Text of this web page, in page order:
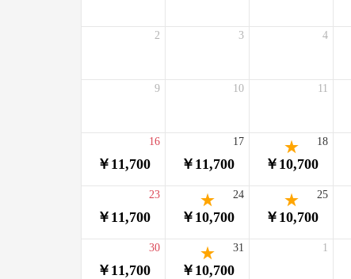
2 3 4
9 10 11
￥11,700
16
￥11,700
17
￥10,700
18
￥11,700
23
￥10,700
24
￥10,700
25
￥11,700
30
￥10,700
31 1